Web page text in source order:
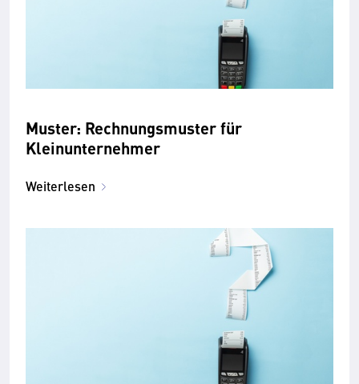
Muster: Rechnungsmuster für
Kleinunternehmer
Weiterlesen